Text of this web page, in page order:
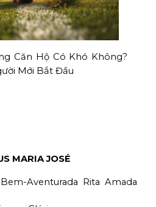
Căn Hộ Có Khó Không?
Mới Bắt Đầu
MARIA JOSÉ
Aventurada Rita Amada